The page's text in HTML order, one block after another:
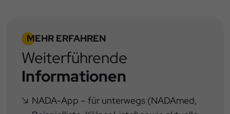
MEHR ERFAHREN
Weiterführende
Informationen
NADA-App – für unterwegs (NADAmed,